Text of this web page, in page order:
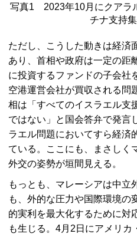
写真1 2023年10月にクアラ
チナ支持
ただし、こうした動きは経済
あり、首相や政府は一定の距
に投資するファンドの子会社
空港運営会社が買収される問
相は「すべてのイスラエル支
ではない」と国会答弁で発言
ラエル問題においてすら経済
ている。ここにも、まさしく
外交の姿勢が垣間見える。
もっとも、マレーシアは中立
も、外的な圧力や国際環境の
的実利を最大化するために対
も生じる。4月2日にアメリ